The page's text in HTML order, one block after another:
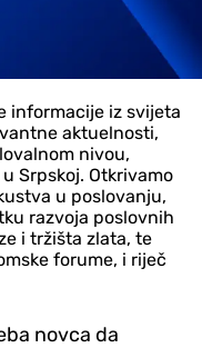
informacije iz svijeta
aktuelnosti,
nivou,
Srpskoj. Otkrivamo
u poslovanju,
razvoja poslovnih
i tržišta zlata, te
forume, i riječ
novca da